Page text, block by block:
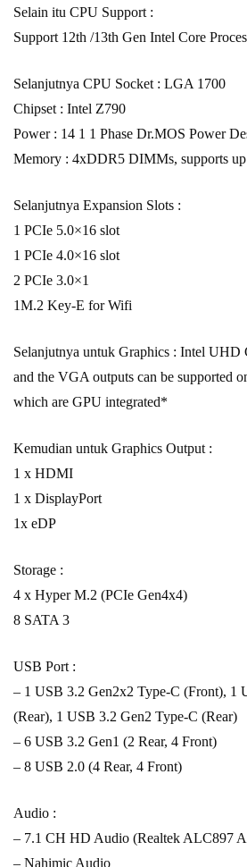
Selain itu CPU Support :
Support 12th /13th Gen Intel Core
Selanjutnya CPU Socket : LGA 1700
Chipset : Intel Z790
Power : 14 1 1 Phase Dr.MOS Power
Memory : 4xDDR5 DIMMs, supports
Selanjutnya Expansion Slots :
1 PCIe 5.0×16 slot
1 PCIe 4.0×16 slot
2 PCIe 3.0×1
1M.2 Key-E for Wifi
Selanjutnya untuk Graphics : Intel UHD
and the VGA outputs can be supported
which are GPU integrated*
Kemudian untuk Graphics Output :
1 x HDMI
1 x DisplayPort
1x eDP
Storage :
4 x Hyper M.2 (PCIe Gen4x4)
8 SATA 3
USB Port :
– 1 USB 3.2 Gen2x2 Type-C (Front), 1
(Rear), 1 USB 3.2 Gen2 Type-C (Rear)
– 6 USB 3.2 Gen1 (2 Rear, 4 Front)
– 8 USB 2.0 (4 Rear, 4 Front)
Audio :
– 7.1 CH HD Audio (Realtek ALC897
– Nahimic Audio